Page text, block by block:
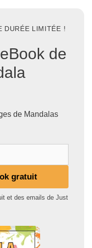
DURÉE LIMITÉE !
de
de Mandalas
gratuit
et des emails de Just